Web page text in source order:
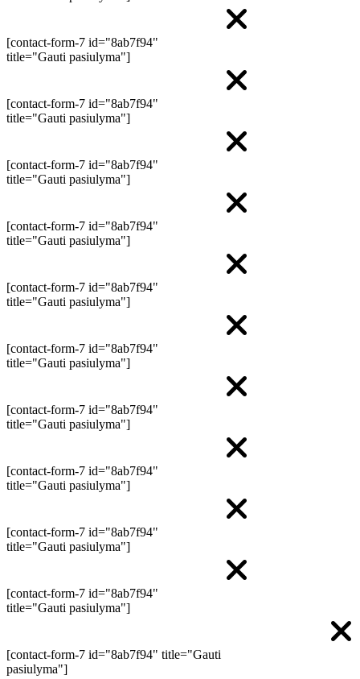
[contact-form-7 id="8ab7f94"
title="Gauti pasiulyma"]
[contact-form-7 id="8ab7f94"
title="Gauti pasiulyma"]
[contact-form-7 id="8ab7f94"
title="Gauti pasiulyma"]
[contact-form-7 id="8ab7f94"
title="Gauti pasiulyma"]
[contact-form-7 id="8ab7f94"
title="Gauti pasiulyma"]
[contact-form-7 id="8ab7f94"
title="Gauti pasiulyma"]
[contact-form-7 id="8ab7f94"
title="Gauti pasiulyma"]
[contact-form-7 id="8ab7f94"
title="Gauti pasiulyma"]
[contact-form-7 id="8ab7f94"
title="Gauti pasiulyma"]
[contact-form-7 id="8ab7f94"
title="Gauti pasiulyma"]
[contact-form-7 id="8ab7f94" title="Gauti
pasiulyma"]